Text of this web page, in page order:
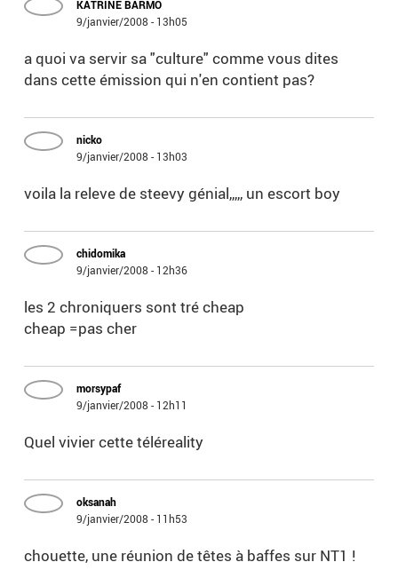
KATRINE BARMO
9/janvier/2008 - 13h05
a quoi va servir sa "culture" comme vous dites
dans cette émission qui n'en contient pas?
nicko
9/janvier/2008 - 13h03
voila la releve de steevy génial,,,,, un escort boy
chidomika
9/janvier/2008 - 12h36
les 2 chroniquers sont tré cheap
cheap =pas cher
morsypaf
9/janvier/2008 - 12h11
Quel vivier cette téléreality
oksanah
9/janvier/2008 - 11h53
chouette, une réunion de têtes à baffes sur NT1 !